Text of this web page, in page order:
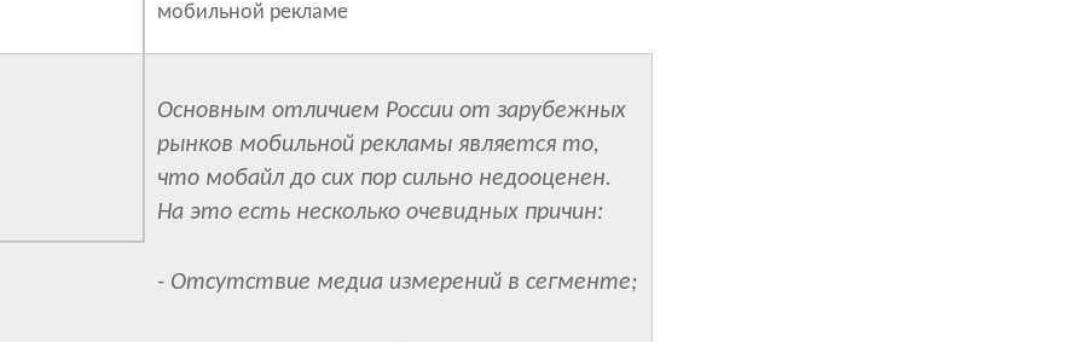
мобильной рекламе
Основным отличием России от зарубежных
рынков мобильной рекламы является то,
что мобайл до сих пор сильно недооценен.
На это есть несколько очевидных причин:
- Отсутствие медиа измерений в сегменте;